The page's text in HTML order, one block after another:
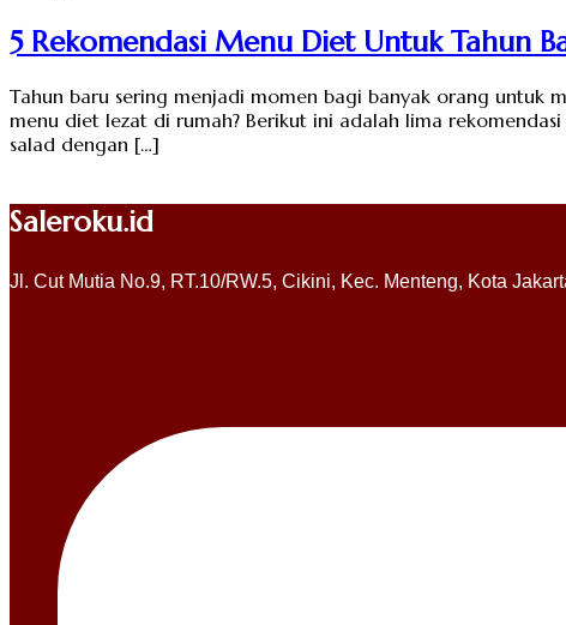
5 Rekomendasi Menu Diet Untuk Tahun
Tahun baru sering menjadi momen bagi banyak orang untuk
menu diet lezat di rumah? Berikut ini adalah lima
salad dengan […]
Saleroku.id
Jl. Cut Mutia No.9, RT.10/RW.5, Cikini, Kec. Menteng, Kota